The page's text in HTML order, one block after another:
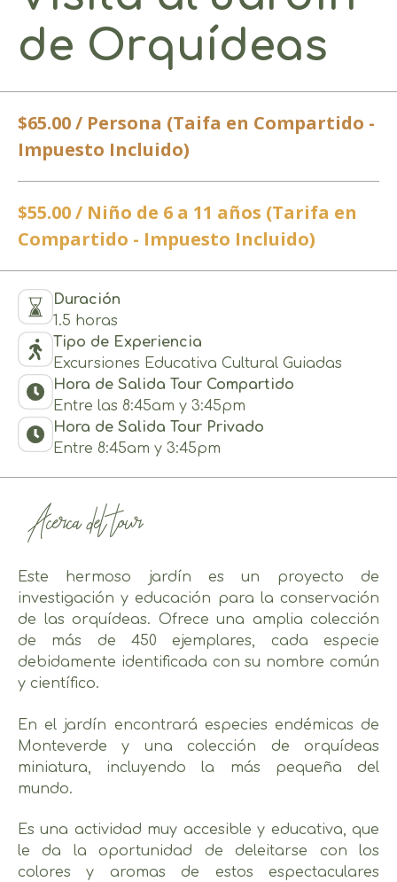
de Orquídeas
$65.00 / Persona (Taifa en Compartido -
Impuesto Incluido)
$55.00 / Niño de 6 a 11 años (Tarifa en
Compartido - Impuesto Incluido)
Duración
1.5 horas
Tipo de Experiencia
Excursiones Educativa Cultural Guiadas
Hora de Salida Tour Compartido
Entre las 8:45am y 3:45pm
Hora de Salida Tour Privado
Entre 8:45am y 3:45pm
Acerca del tour
Este hermoso jardín es un proyecto de
investigación y educación para la conservación
de las orquídeas. Ofrece una amplia colección
de más de 450 ejemplares, cada especie
debidamente identificada con su nombre común
y científico.
En el jardín encontrará especies endémicas de
Monteverde y una colección de orquídeas
miniatura, incluyendo la más pequeña del
mundo.
Es una actividad muy accesible y educativa, que
le da la oportunidad de deleitarse con los
colores y aromas de estos espectaculares